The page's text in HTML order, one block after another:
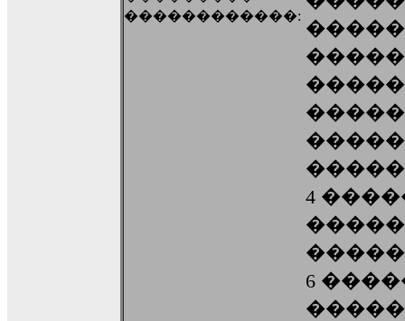
������������:
�����
�����
4
6